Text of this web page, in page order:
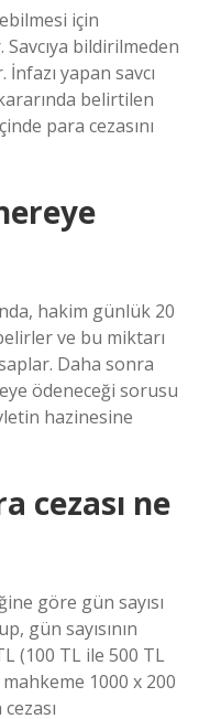
için
Savcıya bildirilmeden
yapan savcı
belirtilen
para cezasını
hakim günlük 20
ve bu miktarı
Daha sonra
ödeneceği sorusu
hazinesine
cezası ne
göre gün sayısı
gün sayısının
(100 TL ile 500 TL
1000 x 200